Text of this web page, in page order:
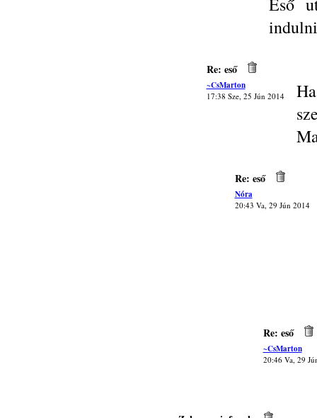
Re: eső
~CsMarton
17:38 Sze, 25 Jún 2014
Re: eső
Nóra
20:43 Va, 29 Jún 2014
Re: eső
~CsMarton
20:46 Va, 29